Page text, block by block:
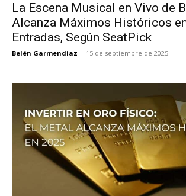
La Escena Musical en Vivo de
Alcanza Máximos Históricos
Entradas, Según SeatPick
Belén Garmendiaz - 15 de septiembre de 2025